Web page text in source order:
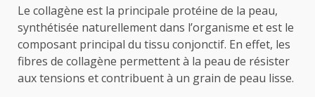
Le collagène est la principale protéine de la peau,
synthétisée naturellement dans l’organisme et est le
composant principal du tissu conjonctif. En effet, les
fibres de collagène permettent à la peau de résister
aux tensions et contribuent à un grain de peau lisse.